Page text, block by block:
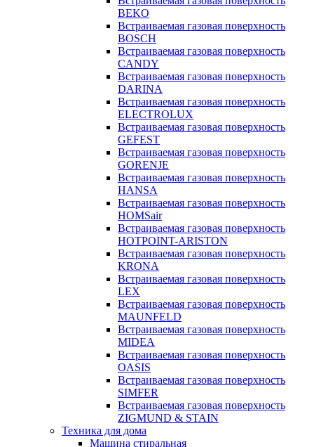
BEKO
Встраиваемая газовая поверхность
BOSCH
Встраиваемая газовая поверхность
CANDY
Встраиваемая газовая поверхность
DARINA
Встраиваемая газовая поверхность
ELECTROLUX
Встраиваемая газовая поверхность
GEFEST
Встраиваемая газовая поверхность
GORENJE
Встраиваемая газовая поверхность
HANSA
Встраиваемая газовая поверхность
HOMSair
Встраиваемая газовая поверхность
HOTPOINT-ARISTON
Встраиваемая газовая поверхность
KRONA
Встраиваемая газовая поверхность
LEX
Встраиваемая газовая поверхность
MAUNFELD
Встраиваемая газовая поверхность
MIDEA
Встраиваемая газовая поверхность
OASIS
Встраиваемая газовая поверхность
SIMFER
Встраиваемая газовая поверхность
ZIGMUND & STAIN
Техника для дома
Машина стиральная